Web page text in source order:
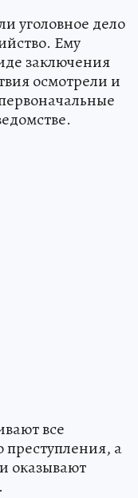
уголовное дело
Ему
заключения
осмотрели и
все
преступления, а
оказывают